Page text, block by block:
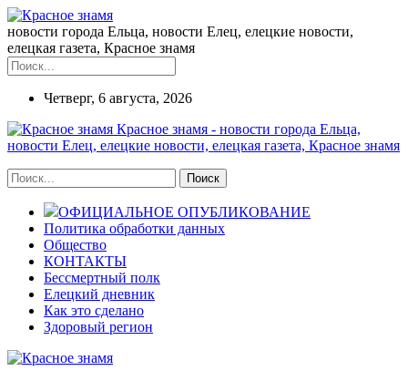
новости города Ельца, новости Елец, елецкие новости,
елецкая газета, Красное знамя
Четверг, 6 августа, 2026
Красное знамя - новости города Ельца,
новости Елец, елецкие новости, елецкая газета, Красное знамя
ОФИЦИАЛЬНОЕ ОПУБЛИКОВАНИЕ
Политика обработки данных
Общество
КОНТАКТЫ
Бессмертный полк
Елецкий дневник
Как это сделано
Здоровый регион